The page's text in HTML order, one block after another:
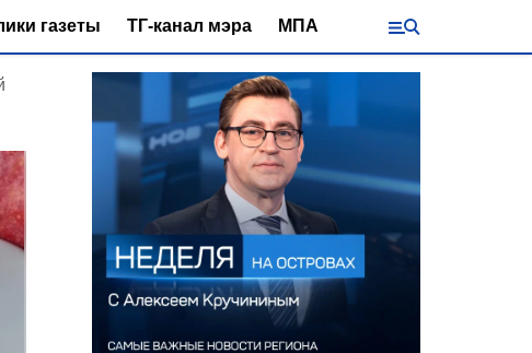
газеты ТГ-канал мэра МПА